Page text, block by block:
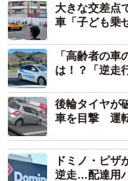
その特徴に「対向
にかぶせるように右
折」「前が詰まって
出さずに道路変更」
同市の交通安全・都
その思いを聞いた。
－３月号でいかに“
大きな交差点
車「子ども乗
「高齢者の
は！？「逆走
後輪タイヤが
車を目撃 運
ドミノ・ピ
逆走…配達用